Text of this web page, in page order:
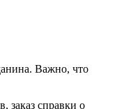
Важно, что
заказ справки о